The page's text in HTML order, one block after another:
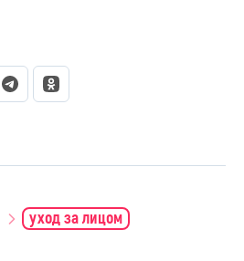
уход за лицом